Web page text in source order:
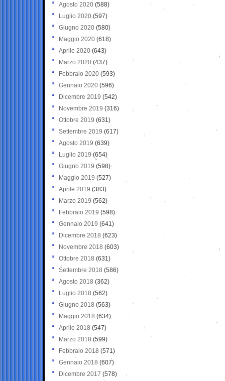
Agosto 2020 (588)
Luglio 2020 (597)
Giugno 2020 (580)
Maggio 2020 (618)
Aprile 2020 (643)
Marzo 2020 (437)
Febbraio 2020 (593)
Gennaio 2020 (596)
Dicembre 2019 (542)
Novembre 2019 (316)
Ottobre 2019 (631)
Settembre 2019 (617)
Agosto 2019 (639)
Luglio 2019 (654)
Giugno 2019 (598)
Maggio 2019 (527)
Aprile 2019 (383)
Marzo 2019 (562)
Febbraio 2019 (598)
Gennaio 2019 (641)
Dicembre 2018 (623)
Novembre 2018 (603)
Ottobre 2018 (631)
Settembre 2018 (586)
Agosto 2018 (362)
Luglio 2018 (562)
Giugno 2018 (563)
Maggio 2018 (634)
Aprile 2018 (547)
Marzo 2018 (599)
Febbraio 2018 (571)
Gennaio 2018 (607)
Dicembre 2017 (578)